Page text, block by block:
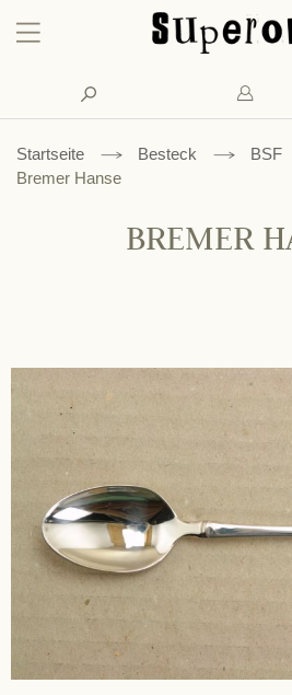
Konto
Suche
Startseite Besteck BSF
Bremer Hanse
BREMER